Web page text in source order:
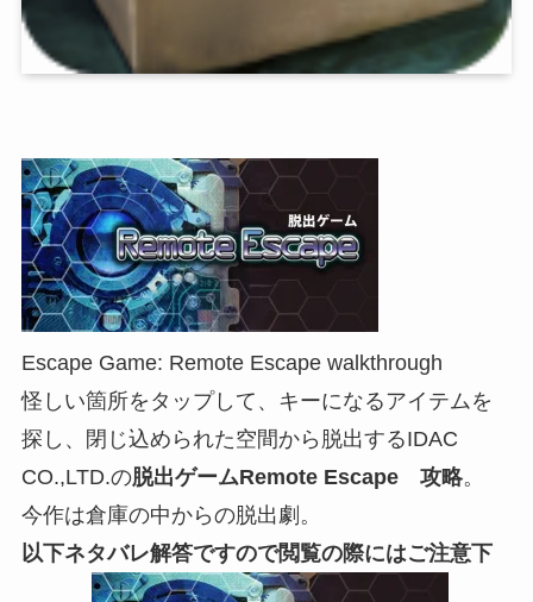
Escape Game: Remote Escape walkthrough
怪しい箇所をタップして、キーになるアイテムを
探し、閉じ込められた空間から脱出するIDAC
CO.,LTD.の脱出ゲームRemote Escape 攻略。
今作は倉庫の中からの脱出劇。
以下ネタバレ解答ですので閲覧の際にはご注意下